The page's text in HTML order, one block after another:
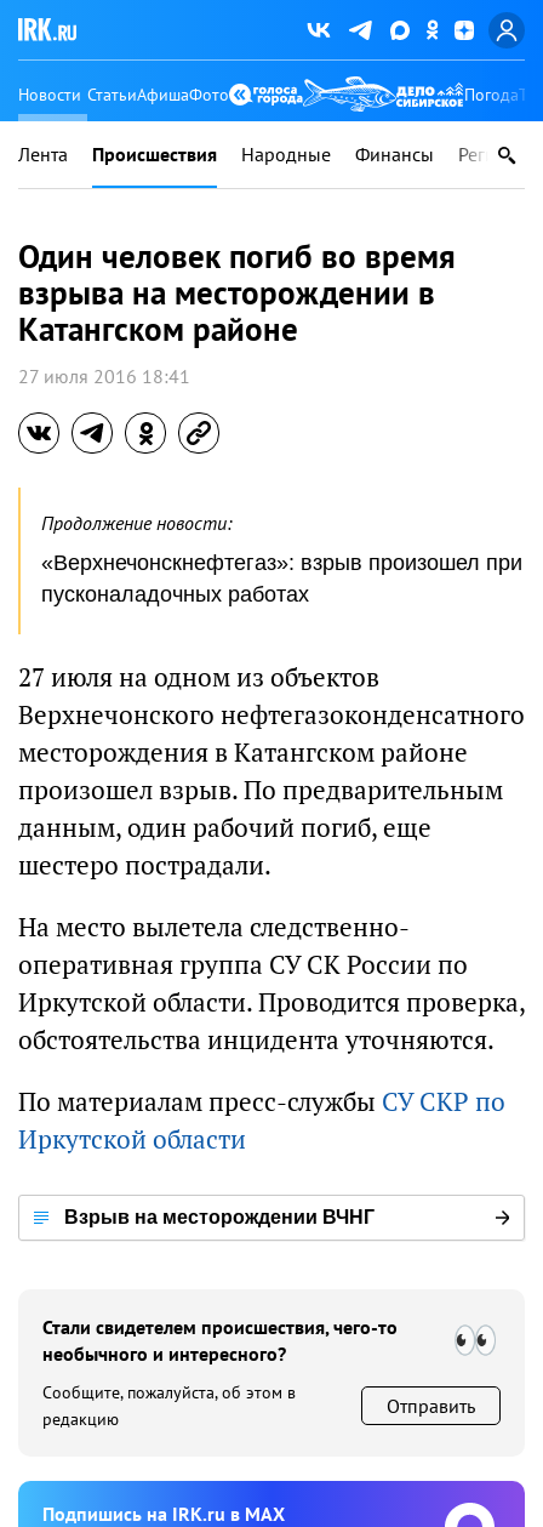
Новости СтатьиАфишаФото Погода
Лента Происшествия Народные Финансы Регионы
Один человек погиб во время
взрыва на месторождении в
Катангском районе
27 июля 2016 18:41
Продолжение новости:
«Верхнечонскнефтегаз»: взрыв произошел при
пусконаладочных работах
27 июля на одном из объектов
Верхнечонского нефтегазоконденсатного
месторождения в Катангском районе
произошел взрыв. По предварительным
данным, один рабочий погиб, еще
шестеро пострадали.
На место вылетела следственно-
оперативная группа СУ СК России по
Иркутской области. Проводится проверка,
обстоятельства инцидента уточняются.
По материалам пресс-службы СУ СКР по
Иркутской области
Взрыв на месторождении ВЧНГ
Стали свидетелем происшествия, чего-то
необычного и интересного?
Сообщите, пожалуйста, об этом в
редакцию
Отправить
Подпишиcь на IRK.ru в MAX